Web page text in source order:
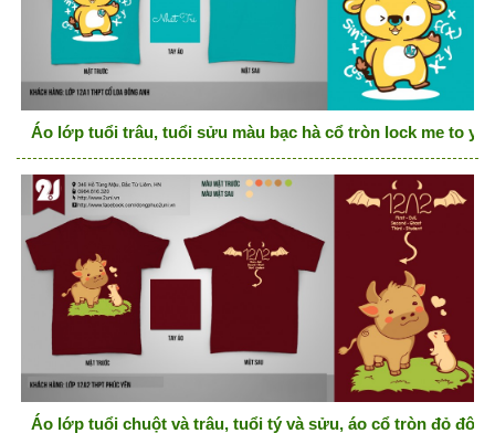
Áo lớp tuổi trâu, tuổi sửu màu bạc hà cổ tròn lock me to
Áo lớp tuổi chuột và trâu, tuổi tý và sửu, áo cổ tròn đỏ đô